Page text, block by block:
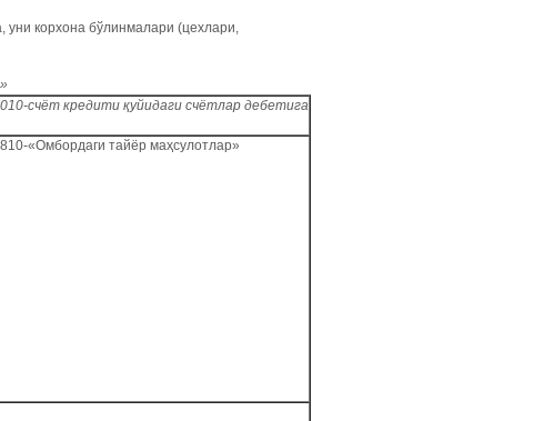
уни корхона бўлинмалари (цехлари,
счёт кредити қуйидаги счётлар дебетига
«Омбордаги тайёр маҳсулотлар»